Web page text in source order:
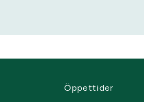
Öppettider